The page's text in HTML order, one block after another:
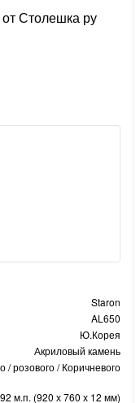
Staron
AL650
Ю.Корея
Акриловый камень
/ розового / Коричневого
м.п. (920 х 760 х 12 мм)